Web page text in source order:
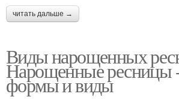
читать дальше →
Виды нарощенных
Нарощенные ресницы
формы и виды